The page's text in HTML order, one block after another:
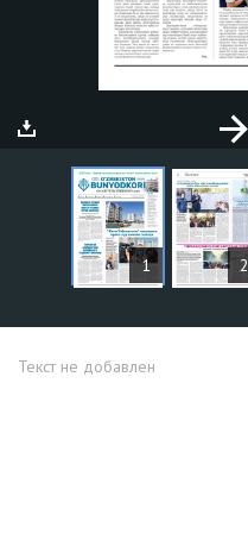
1 2
СТАТЬИ
Текст не добавлен